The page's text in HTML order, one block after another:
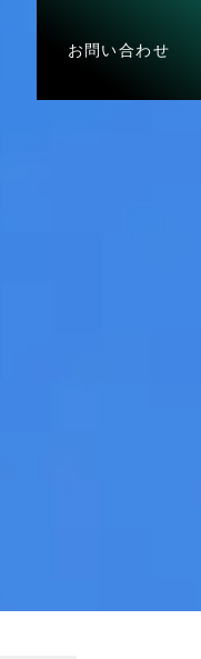
お問い合わせ